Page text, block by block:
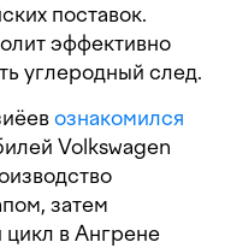
поставок.
эффективно
углеродный след.
ознакомился
Volkswagen
затем
цикл в Ангрене